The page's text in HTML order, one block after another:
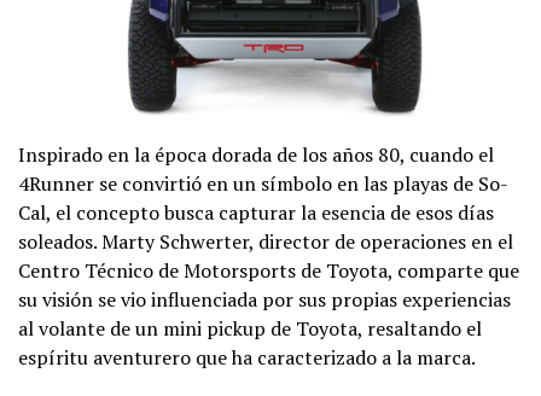
Inspirado en la época dorada de los años 80, cuando el
4Runner se convirtió en un símbolo en las playas de So-
Cal, el concepto busca capturar la esencia de esos días
soleados. Marty Schwerter, director de operaciones en el
Centro Técnico de Motorsports de Toyota, comparte que
su visión se vio influenciada por sus propias experiencias
al volante de un mini pickup de Toyota, resaltando el
espíritu aventurero que ha caracterizado a la marca.